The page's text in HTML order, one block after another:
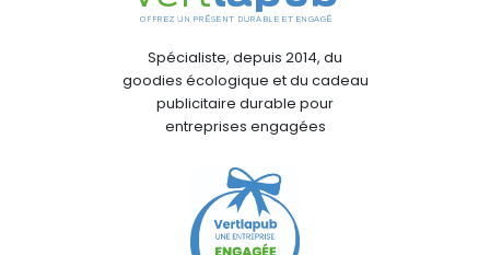
Spécialiste, depuis 2014, du
goodies écologique et du cadeau
publicitaire durable pour
entreprises engagées